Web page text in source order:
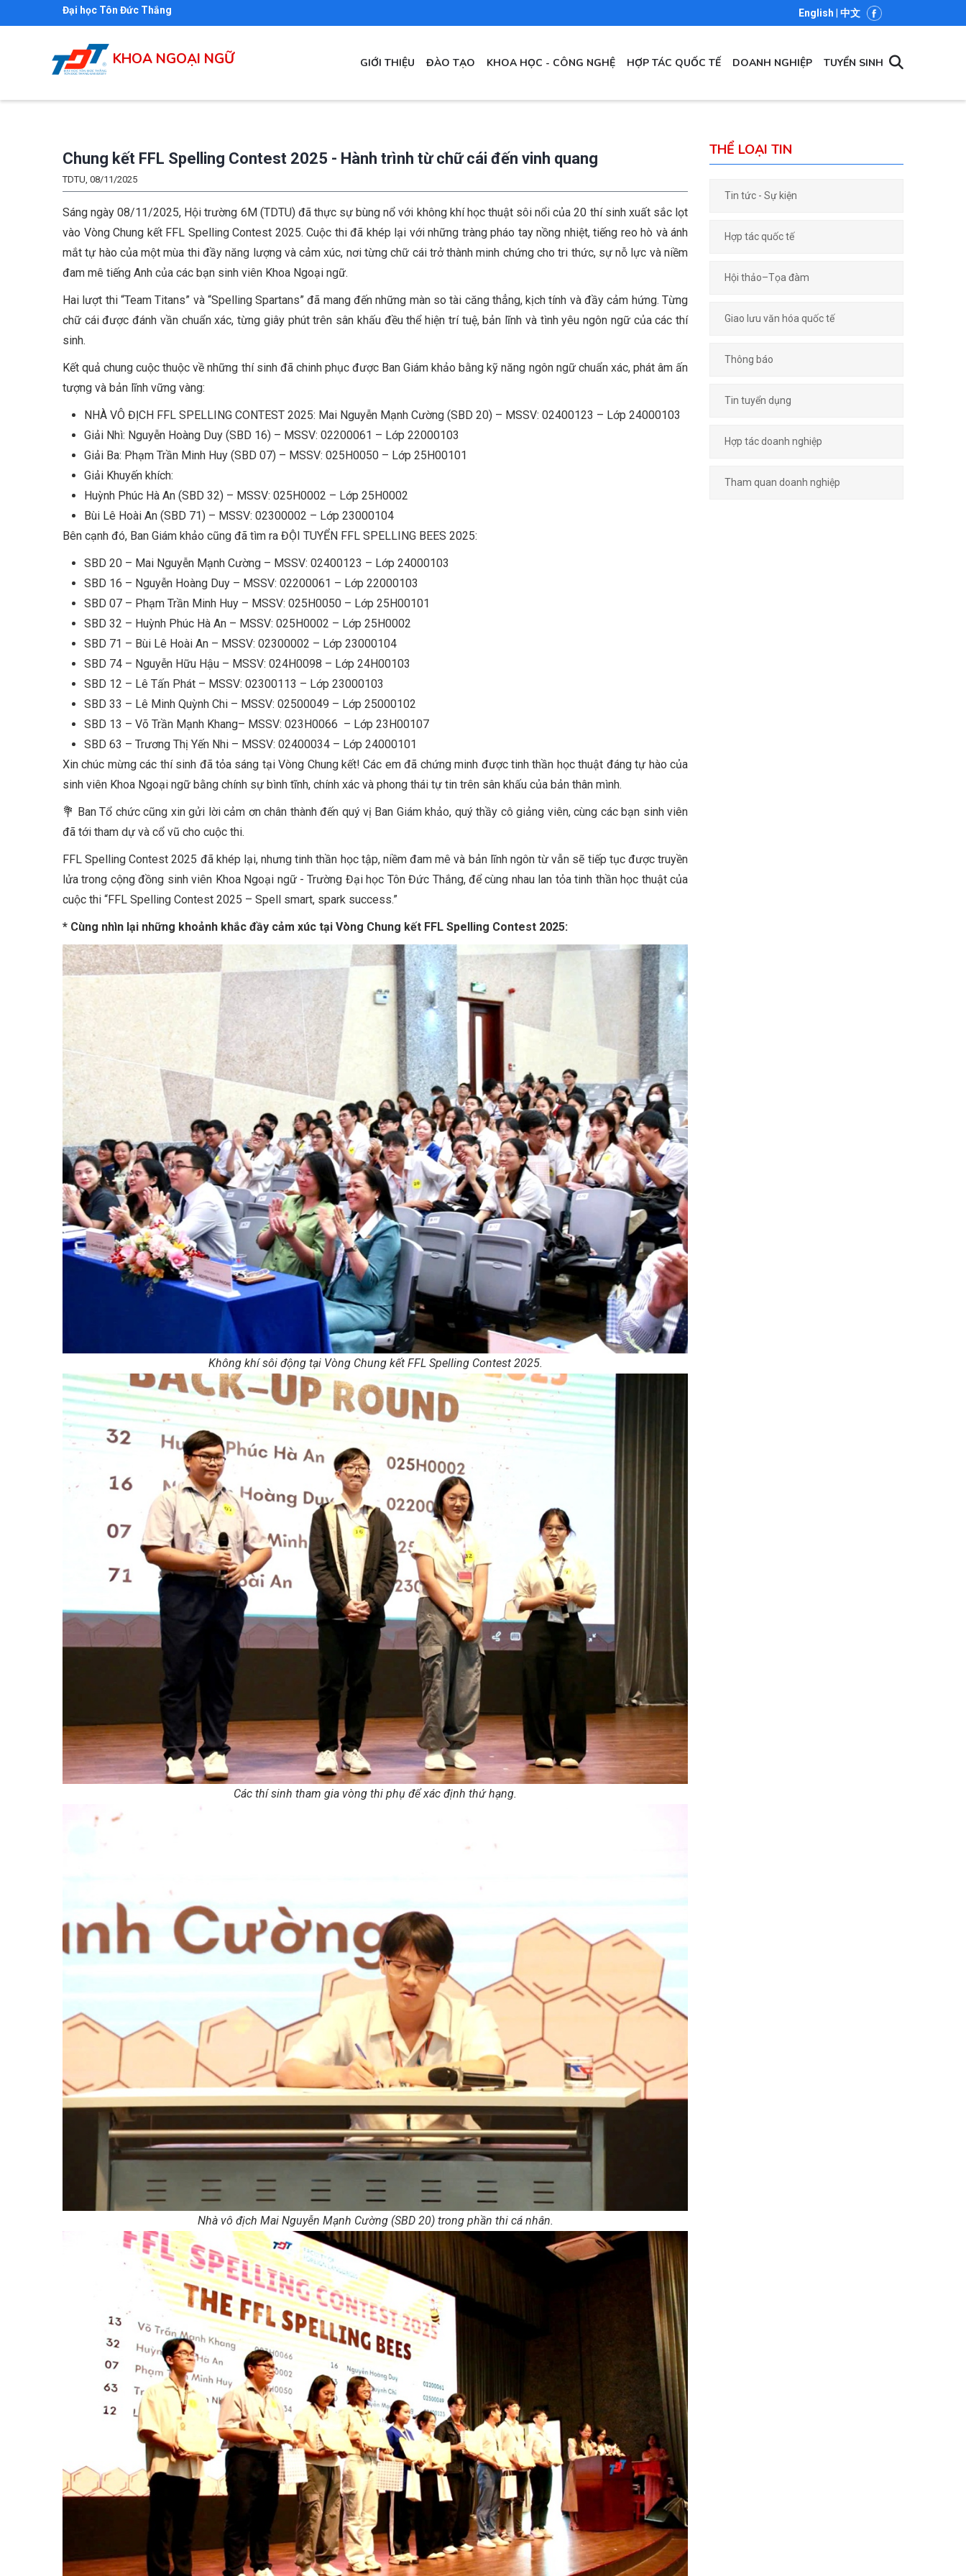
đến
Đại học Tôn Đức Thắng English 中文
KHOA NGOẠI NGỮ MAIN
NAVIGATION
GIỚI THIỆU ĐÀO TẠO KHOA HỌC - CÔNG NGHỆ HỢP TÁC QUỐC TẾ DOANH NGHIỆP TUYỂN SINH
Chung kết FFL Spelling Contest 2025 - Hành trình từ chữ cái đến vinh quang
TDTU, 08/11/2025
Sáng ngày 08/11/2025, Hội trường 6M (TDTU) đã thực sự bùng nổ với không khí học thuật sôi nổi của 20 thí sinh xuất sắc lọt
vào Vòng Chung kết FFL Spelling Contest 2025. Cuộc thi đã khép lại với những tràng pháo tay nồng nhiệt, tiếng reo hò và ánh
mắt tự hào của một mùa thi đầy năng lượng và cảm xúc, nơi từng chữ cái trở thành minh chứng cho tri thức, sự nỗ lực và niềm
đam mê tiếng Anh của các bạn sinh viên Khoa Ngoại ngữ.
Hai lượt thi “Team Titans” và “Spelling Spartans” đã mang đến những màn so tài căng thẳng, kịch tính và đầy cảm hứng. Từng
chữ cái được đánh vần chuẩn xác, từng giây phút trên sân khấu đều thể hiện trí tuệ, bản lĩnh và tình yêu ngôn ngữ của các thí
sinh.
Kết quả chung cuộc thuộc về những thí sinh đã chinh phục được Ban Giám khảo bằng kỹ năng ngôn ngữ chuẩn xác, phát âm ấn
tượng và bản lĩnh vững vàng:
NHÀ VÔ ĐỊCH FFL SPELLING CONTEST 2025: Mai Nguyễn Mạnh Cường (SBD 20) – MSSV: 02400123 – Lớp 24000103
Giải Nhì: Nguyễn Hoàng Duy (SBD 16) – MSSV: 02200061 – Lớp 22000103
Giải Ba: Phạm Trần Minh Huy (SBD 07) – MSSV: 025H0050 – Lớp 25H00101
Giải Khuyến khích:
Huỳnh Phúc Hà An (SBD 32) – MSSV: 025H0002 – Lớp 25H0002
Bùi Lê Hoài An (SBD 71) – MSSV: 02300002 – Lớp 23000104
Bên cạnh đó, Ban Giám khảo cũng đã tìm ra ĐỘI TUYỂN FFL SPELLING BEES 2025:
SBD 20 – Mai Nguyễn Mạnh Cường – MSSV: 02400123 – Lớp 24000103
SBD 16 – Nguyễn Hoàng Duy – MSSV: 02200061 – Lớp 22000103
SBD 07 – Phạm Trần Minh Huy – MSSV: 025H0050 – Lớp 25H00101
SBD 32 – Huỳnh Phúc Hà An – MSSV: 025H0002 – Lớp 25H0002
SBD 71 – Bùi Lê Hoài An – MSSV: 02300002 – Lớp 23000104
SBD 74 – Nguyễn Hữu Hậu – MSSV: 024H0098 – Lớp 24H00103
SBD 12 – Lê Tấn Phát – MSSV: 02300113 – Lớp 23000103
SBD 33 – Lê Minh Quỳnh Chi – MSSV: 02500049 – Lớp 25000102
SBD 13 – Võ Trần Mạnh Khang– MSSV: 023H0066 – Lớp 23H00107
SBD 63 – Trương Thị Yến Nhi – MSSV: 02400034 – Lớp 24000101
Xin chúc mừng các thí sinh đã tỏa sáng tại Vòng Chung kết! Các em đã chứng minh được tinh thần học thuật đáng tự hào của
sinh viên Khoa Ngoại ngữ bằng chính sự bình tĩnh, chính xác và phong thái tự tin trên sân khấu của bản thân mình.
💐 Ban Tổ chức cũng xin gửi lời cảm ơn chân thành đến quý vị Ban Giám khảo, quý thầy cô giảng viên, cùng các bạn sinh viên
đã tới tham dự và cổ vũ cho cuộc thi.
FFL Spelling Contest 2025 đã khép lại, nhưng tinh thần học tập, niềm đam mê và bản lĩnh ngôn từ vẫn sẽ tiếp tục được truyền
lửa trong cộng đồng sinh viên Khoa Ngoại ngữ - Trường Đại học Tôn Đức Thắng, để cùng nhau lan tỏa tinh thần học thuật của
cuộc thi “FFL Spelling Contest 2025 – Spell smart, spark success.”
* Cùng nhìn lại những khoảnh khắc đầy cảm xúc tại Vòng Chung kết FFL Spelling Contest 2025:
Không khí sôi động tại Vòng Chung kết FFL Spelling Contest 2025.
Các thí sinh tham gia vòng thi phụ để xác định thứ hạng.
Nhà vô địch Mai Nguyễn Mạnh Cường (SBD 20) trong phần thi cá nhân.
THỂ LOẠI TIN
Tin tức - Sự kiện
Hợp tác quốc tế
Hội thảo–Tọa đàm
Giao lưu văn hóa quốc tế
Thông báo
Tin tuyển dụng
Hợp tác doanh nghiệp
Tham quan doanh nghiệp